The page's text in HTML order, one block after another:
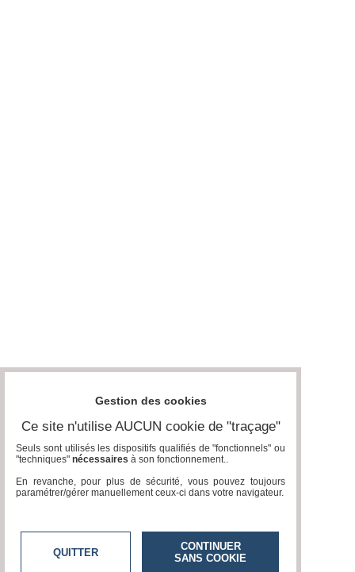
Gestion des cookies
Ce site n'utilise AUCUN cookie de "traçage"
Seuls sont utilisés les dispositifs qualifiés de "fonctionnels" ou
"techniques" nécessaires à son fonctionnement..
En revanche, pour plus de sécurité, vous pouvez toujours
paramétrer/gérer manuellement ceux-ci dans votre navigateur.
QUITTER
CONTINUER
SANS COOKIE